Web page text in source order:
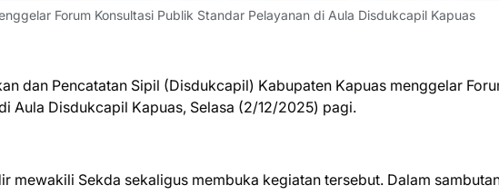
Forum Konsultasi Publik Standar Pelayanan di Aula Disdukcapil Kapuas
dan Pencatatan Sipil (Disdukcapil) Kabupaten Kapuas menggelar
Aula Disdukcapil Kapuas, Selasa (2/12/2025) pagi.
mewakili Sekda sekaligus membuka kegiatan tersebut. Dalam